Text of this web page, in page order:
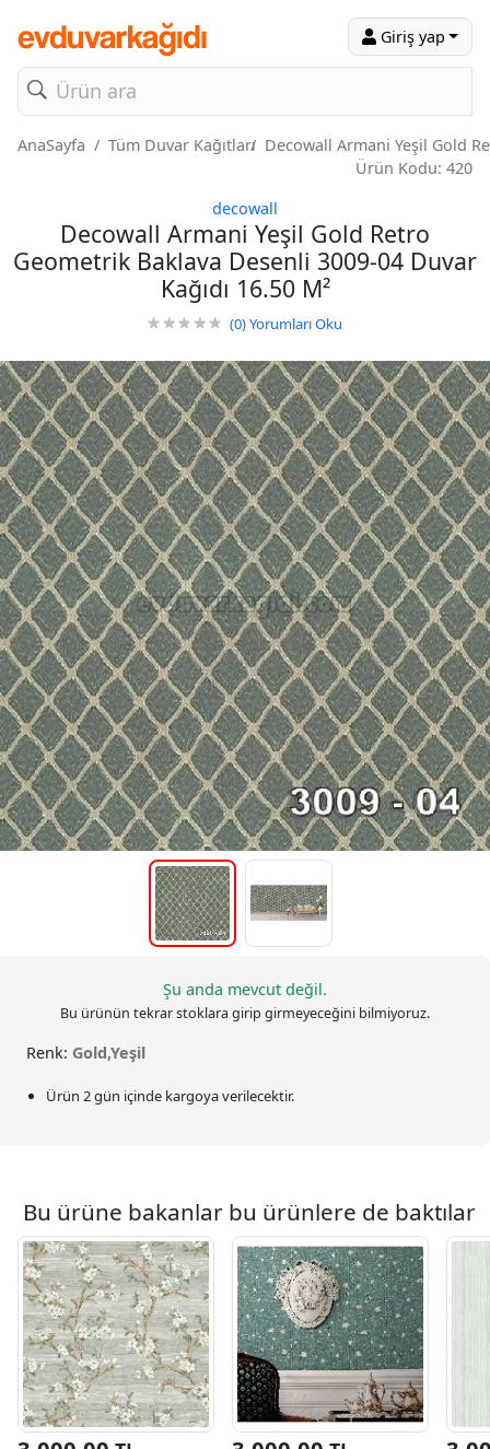
Giriş yap
AnaSayfa Tüm Duvar Kağıtları Decowall Armani Yeşil Gold
Ürün Kodu: 420
decowall
Decowall Armani Yeşil Gold Retro
Geometrik Baklava Desenli 3009-04 Duvar
Kağıdı 16.50 M²
(0)Yorumları Oku
Şu anda mevcut değil.
Bu ürünün tekrar stoklara girip girmeyeceğini bilmiyoruz.
Renk: Gold,Yeşil
Ürün 2 gün içinde kargoya verilecektir.
Bu ürüne bakanlar bu ürünlere de baktılar